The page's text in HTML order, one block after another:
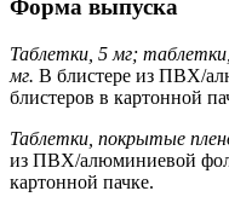
Форма выпуска
Таблетки, 5 мг;
мг. В блистере из ПВХ/
блистеров в картонной
Таблетки, покрытые
из ПВХ/алюминиевой
картонной пачке.